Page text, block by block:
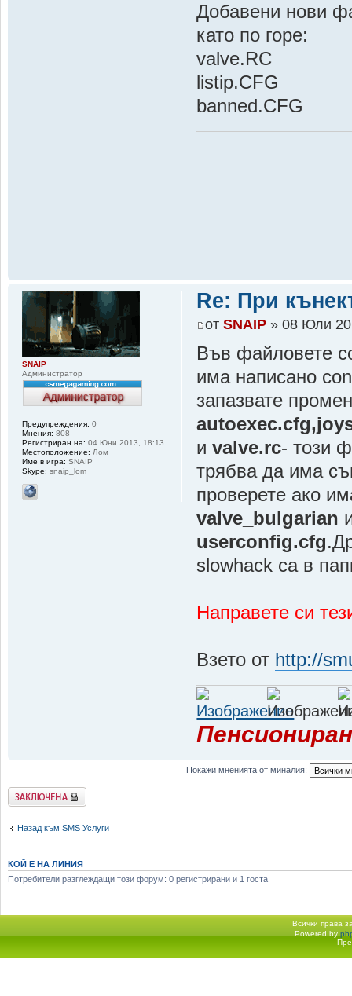
Добавени нови
като по горе:
valve.RC
listip.CFG
banned.CFG
Re: При
отSNAIP » 08 Юли
Във файловете
има написано
запазвате
иvalve.rc- този
трябва да има
проверете ако
valve_bulgarian
userconfig.cfg
slowhack са в
Направете си
Взето от http://
SNAIP
Администратор
Предупреждения: 0
Мнения: 808
Регистриран на: 04 Юни 2013, 18:13
Местоположение: Лом
Име в игра: SNAIP
Skype: snaip_lom
Покажи мненията от миналия:
Заключена
Назад към SMS Услуги
КОЙ Е НА ЛИНИЯ
Потребители разглеждащи този форум: 0 регистрирани и 1 госта
Всички права
Начало форум Powered by